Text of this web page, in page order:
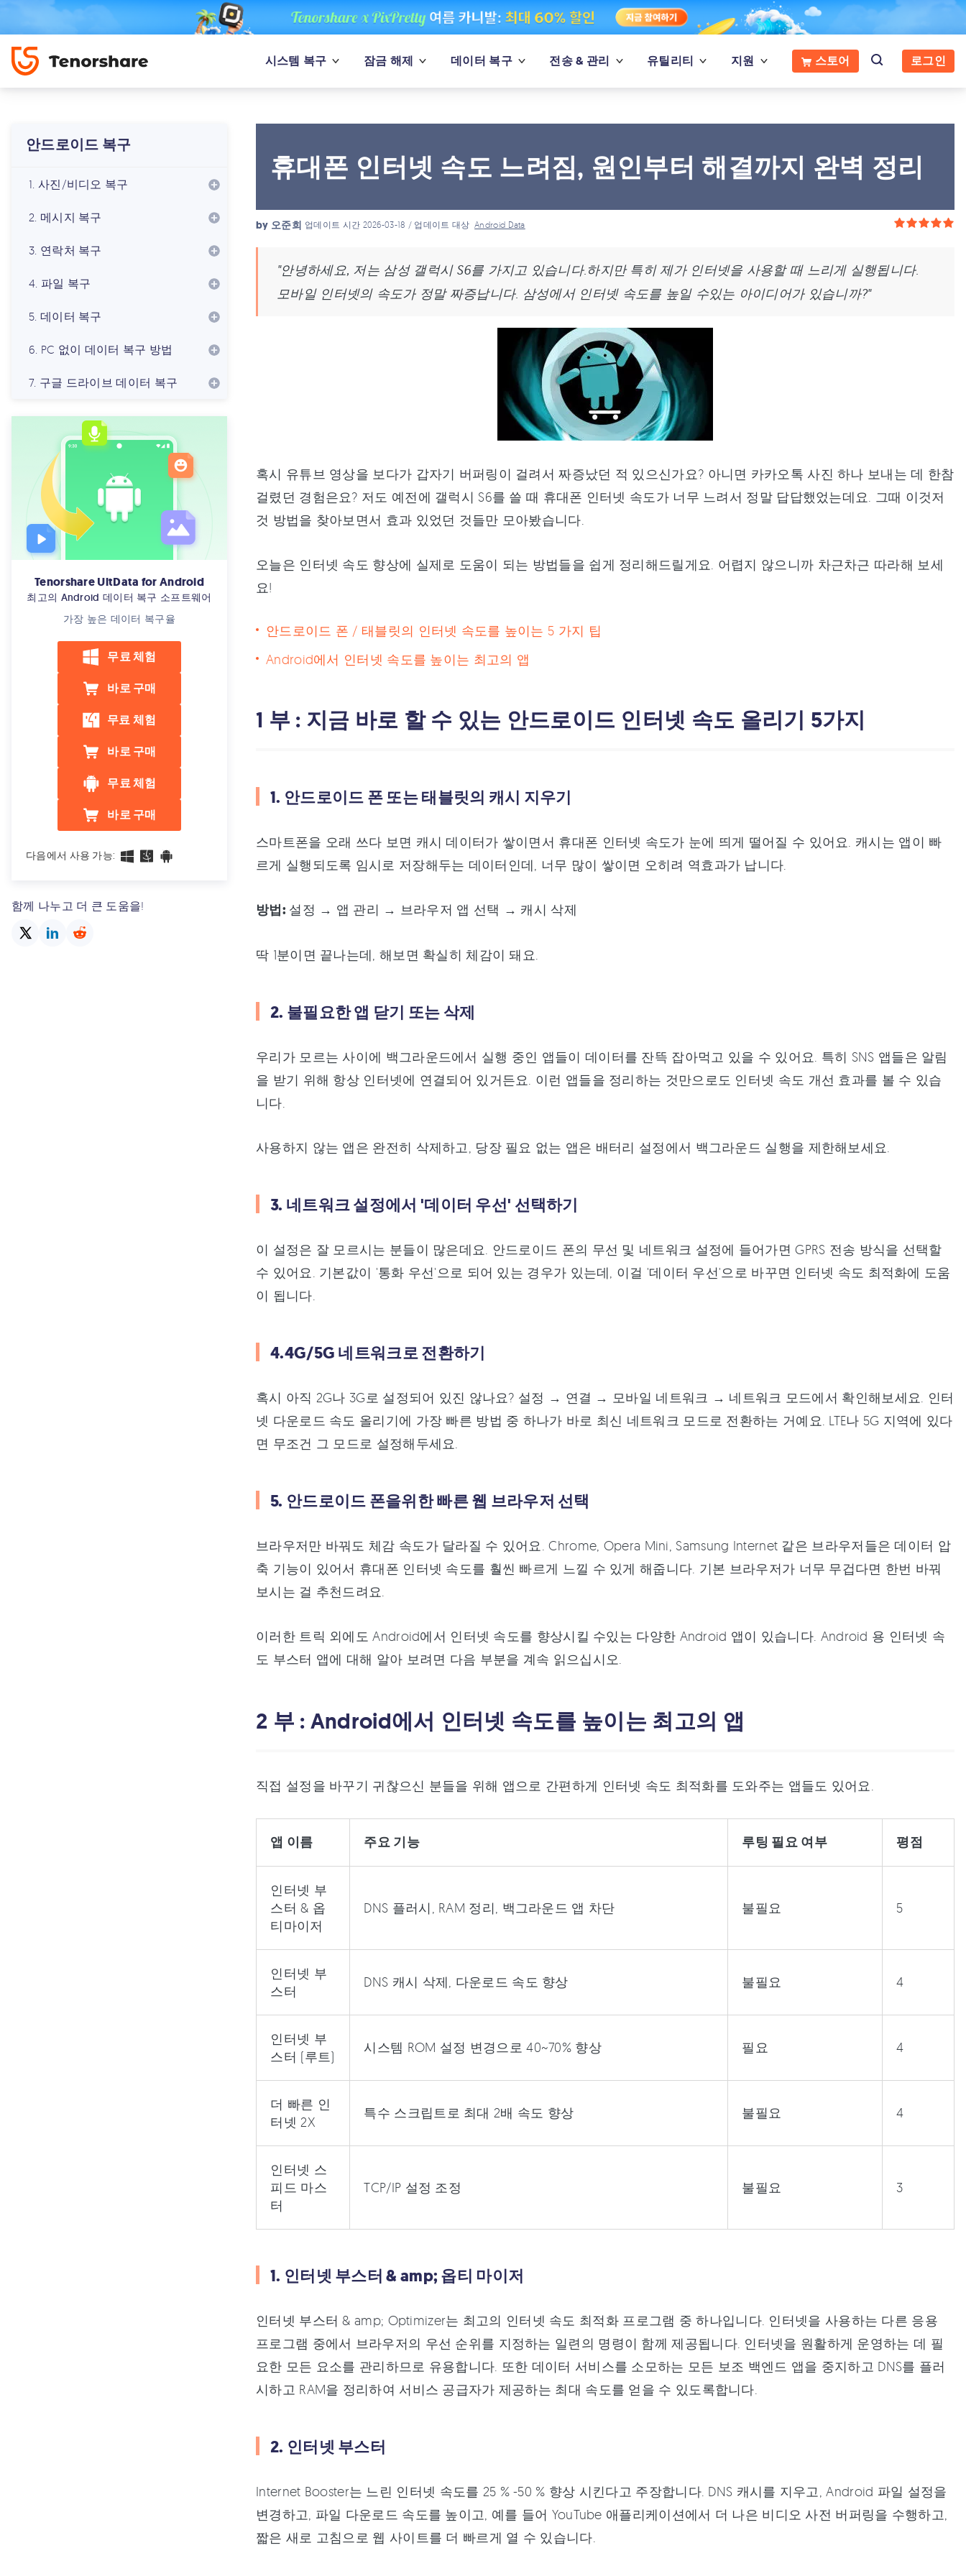
시스템 복구 잠금 해제 데이터 복구 전송 & 관리 유틸리티 지원 스토어 로그인
안드로이드 복구
1. 사진/비디오 복구
2. 메시지 복구
3. 연락처 복구
4. 파일 복구
5. 데이터 복구
6. PC 없이 데이터 복구 방법
7. 구글 드라이브 데이터 복구
Tenorshare UltData for Android
최고의 Android 데이터 복구 소프트웨어
가장 높은 데이터 복구율
무료 체험
바로 구매
무료 체험
바로 구매
무료 체험
바로 구매
다음에서 사용 가능:
함께 나누고 더 큰 도움을!
휴대폰 인터넷 속도 느려짐, 원인부터 해결까지 완벽 정리
by 오준희 업데이트 시간 2026-03-18 / 업데이트 대상Android Data
"안녕하세요, 저는 삼성 갤럭시 S6를 가지고 있습니다.하지만 특히 제가 인터넷을 사용할 때 느리게 실행됩니다.
모바일 인터넷의 속도가 정말 짜증납니다. 삼성에서 인터넷 속도를 높일 수있는 아이디어가 있습니까?"
혹시 유튜브 영상을 보다가 갑자기 버퍼링이 걸려서 짜증났던 적 있으신가요? 아니면 카카오톡 사진 하나 보내는 데 한참
걸렸던 경험은요? 저도 예전에 갤럭시 S6를 쓸 때 휴대폰 인터넷 속도가 너무 느려서 정말 답답했었는데요. 그때 이것저
것 방법을 찾아보면서 효과 있었던 것들만 모아봤습니다.
오늘은 인터넷 속도 향상에 실제로 도움이 되는 방법들을 쉽게 정리해드릴게요. 어렵지 않으니까 차근차근 따라해 보세
요!
안드로이드 폰 / 태블릿의 인터넷 속도를 높이는 5 가지 팁
Android에서 인터넷 속도를 높이는 최고의 앱
1 부 : 지금 바로 할 수 있는 안드로이드 인터넷 속도 올리기 5가지
1. 안드로이드 폰 또는 태블릿의 캐시 지우기
스마트폰을 오래 쓰다 보면 캐시 데이터가 쌓이면서 휴대폰 인터넷 속도가 눈에 띄게 떨어질 수 있어요. 캐시는 앱이 빠
르게 실행되도록 임시로 저장해두는 데이터인데, 너무 많이 쌓이면 오히려 역효과가 납니다.
방법: 설정 → 앱 관리 → 브라우저 앱 선택 → 캐시 삭제
딱 1분이면 끝나는데, 해보면 확실히 체감이 돼요.
2. 불필요한 앱 닫기 또는 삭제
우리가 모르는 사이에 백그라운드에서 실행 중인 앱들이 데이터를 잔뜩 잡아먹고 있을 수 있어요. 특히 SNS 앱들은 알림
을 받기 위해 항상 인터넷에 연결되어 있거든요. 이런 앱들을 정리하는 것만으로도 인터넷 속도 개선 효과를 볼 수 있습
니다.
사용하지 않는 앱은 완전히 삭제하고, 당장 필요 없는 앱은 배터리 설정에서 백그라운드 실행을 제한해보세요.
3. 네트워크 설정에서 '데이터 우선' 선택하기
이 설정은 잘 모르시는 분들이 많은데요. 안드로이드 폰의 무선 및 네트워크 설정에 들어가면 GPRS 전송 방식을 선택할
수 있어요. 기본값이 '통화 우선'으로 되어 있는 경우가 있는데, 이걸 '데이터 우선'으로 바꾸면 인터넷 속도 최적화에 도움
이 됩니다.
4.4G/5G 네트워크로 전환하기
혹시 아직 2G나 3G로 설정되어 있진 않나요? 설정 → 연결 → 모바일 네트워크 → 네트워크 모드에서 확인해보세요. 인터
넷 다운로드 속도 올리기에 가장 빠른 방법 중 하나가 바로 최신 네트워크 모드로 전환하는 거예요. LTE나 5G 지역에 있다
면 무조건 그 모드로 설정해두세요.
5. 안드로이드 폰을위한 빠른 웹 브라우저 선택
브라우저만 바꿔도 체감 속도가 달라질 수 있어요. Chrome, Opera Mini, Samsung Internet 같은 브라우저들은 데이터 압
축 기능이 있어서 휴대폰 인터넷 속도를 훨씬 빠르게 느낄 수 있게 해줍니다. 기본 브라우저가 너무 무겁다면 한번 바꿔
보시는 걸 추천드려요.
이러한 트릭 외에도 Android에서 인터넷 속도를 향상시킬 수있는 다양한 Android 앱이 있습니다. Android 용 인터넷 속
도 부스터 앱에 대해 알아 보려면 다음 부분을 계속 읽으십시오.
2 부 : Android에서 인터넷 속도를 높이는 최고의 앱
직접 설정을 바꾸기 귀찮으신 분들을 위해 앱으로 간편하게 인터넷 속도 최적화를 도와주는 앱들도 있어요.
앱 이름 주요 기능 루팅 필요 여부 평점
인터넷 부
스터 & 옵
티마이저
DNS 플러시, RAM 정리, 백그라운드 앱 차단 불필요 5
인터넷 부
스터
DNS 캐시 삭제, 다운로드 속도 향상 불필요 4
인터넷 부
스터 (루트)
시스템 ROM 설정 변경으로 40~70% 향상 필요 4
더 빠른 인
터넷 2X
특수 스크립트로 최대 2배 속도 향상 불필요 4
인터넷 스
피드 마스
터
TCP/IP 설정 조정 불필요 3
1. 인터넷 부스터 & amp; 옵티 마이저
인터넷 부스터 & amp; Optimizer는 최고의 인터넷 속도 최적화 프로그램 중 하나입니다. 인터넷을 사용하는 다른 응용
프로그램 중에서 브라우저의 우선 순위를 지정하는 일련의 명령이 함께 제공됩니다. 인터넷을 원활하게 운영하는 데 필
요한 모든 요소를 관리하므로 유용합니다. 또한 데이터 서비스를 소모하는 모든 보조 백엔드 앱을 중지하고 DNS를 플러
시하고 RAM을 정리하여 서비스 공급자가 제공하는 최대 속도를 얻을 수 있도록합니다.
2. 인터넷 부스터
Internet Booster는 느린 인터넷 속도를 25 % -50 % 향상 시킨다고 주장합니다. DNS 캐시를 지우고, Android 파일 설정을
변경하고, 파일 다운로드 속도를 높이고, 예를 들어 YouTube 애플리케이션에서 더 나은 비디오 사전 버퍼링을 수행하고,
짧은 새로 고침으로 웹 사이트를 더 빠르게 열 수 있습니다.